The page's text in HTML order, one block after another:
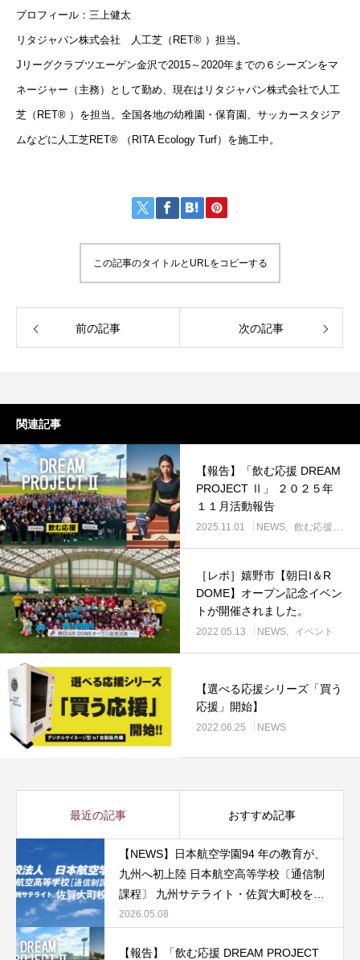
プロフィール：三上健太
リタジャパン株式会社 人工芝（RET® ）担当。
Jリーグクラブツエーゲン金沢で2015～2020年までの６シーズンをマ
ネージャー（主務）として勤め、現在はリタジャパン株式会社で人工
芝（RET® ）を担当。全国各地の幼稚園・保育園、サッカースタジア
ムなどに人工芝RET® （RITA Ecology Turf）を施工中。
この記事のタイトルとURLをコピーする
前の記事 次の記事
関連記事
【報告】「飲む応援 DREAM
PROJECT Ⅱ」 ２０２５年
１１月活動報告
2025.11.01 NEWS 飲む応援 DREAM PROJECT
［レポ］嬉野市【朝⽇I＆R
DOME】オープン記念イベン
トが開催されました。
2022.05.13 NEWS イベント
【選べる応援シリーズ「買う
応援」開始】
2022.06.25 NEWS
最近の記事 おすすめ記事
【NEWS】日本航空学園94 年の教育が、
九州へ初上陸 日本航空高等学校〔通信制
課程〕 九州サテライト・佐賀大町校を開
校
2026.05.08
【報告】「飲む応援 DREAM PROJECT